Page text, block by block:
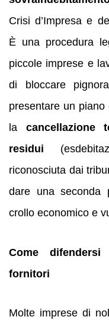
Crisi d’Impresa e
È una procedura
piccole imprese e
di bloccare
presentare un
la cancellazione
residui
riconosciuta dai
dare una seconda
crollo economico e
Come
fornitori
Molte imprese di